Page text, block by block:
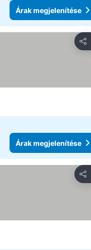
Árak megjelenítése
Árak megjelenítése